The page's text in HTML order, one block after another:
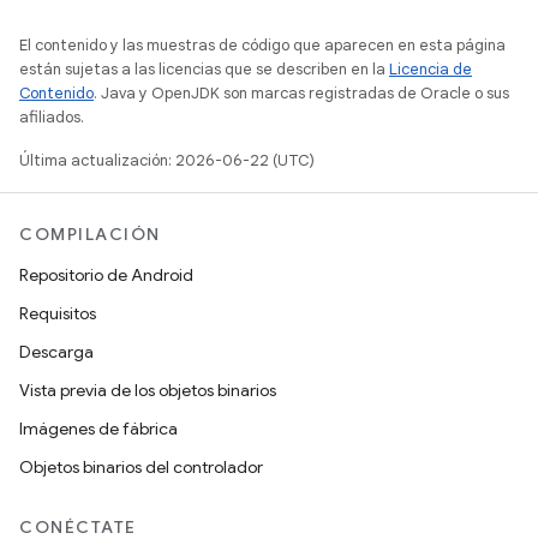
El contenido y las muestras de código que aparecen en esta página
están sujetas a las licencias que se describen en la Licencia de
Contenido. Java y OpenJDK son marcas registradas de Oracle o sus
afiliados.
Última actualización: 2026-06-22 (UTC)
COMPILACIÓN
Repositorio de Android
Requisitos
Descarga
Vista previa de los objetos binarios
Imágenes de fábrica
Objetos binarios del controlador
CONÉCTATE